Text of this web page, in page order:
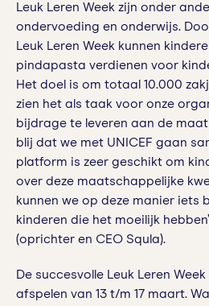
Leuk Leren Week zijn onder
ondervoeding en onderwijs.
Leuk Leren Week kunnen
pindapasta verdienen voor
Het doel is om totaal 10.000
zien het als taak voor onze
bijdrage te leveren aan de
blij dat we met UNICEF gaan
platform is zeer geschikt om
over deze maatschappelijke
kunnen we op deze manier iets
kinderen die het moeilijk
(oprichter en CEO Squla).
De succesvolle Leuk Leren
afspelen van 13 t/m 17 maart.